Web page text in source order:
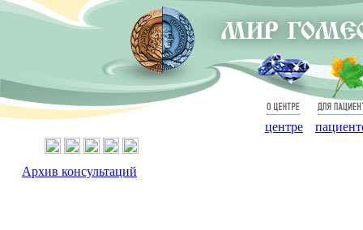
О
центре
Для
Архив консультаций